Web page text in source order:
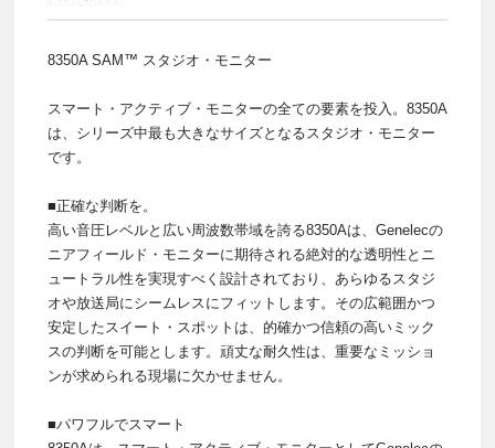
8350A SAM™ スタジオ・モニター
スマート・アクティブ・モニターの全ての要素を投入。8350A
は、シリーズ中最も大きなサイズとなるスタジオ・モニター
です。
■正確な判断を。
高い音圧レベルと広い周波数帯域を誇る8350Aは、Genelecの
ニアフィールド・モニターに期待される絶対的な透明性とニ
ュートラル性を実現すべく設計されており、あらゆるスタジ
オや放送局にシームレスにフィットします。その広範囲かつ
安定したスイート・スポットは、的確かつ信頼の高いミック
スの判断を可能とします。頑丈な耐久性は、重要なミッショ
ンが求められる現場に欠かせません。
■パワフルでスマート